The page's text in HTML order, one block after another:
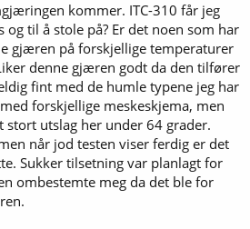
kommer. ITC-310 får jeg
og til å stole på? Er det noen som har
gjæren på forskjellige temperaturer
denne gjæren godt da den tilfører
fint med de humle typene jeg har
forskjellige meskeskjema, men
stort utslag her under 64 grader.
når jod testen viser ferdig er det
Sukker tilsetning var planlagt for
ombestemte meg da det ble for